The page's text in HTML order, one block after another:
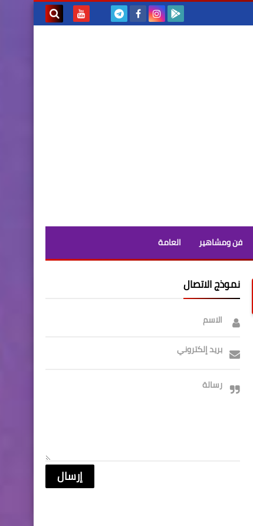
فن ومشاهير العامة
نموذج الاتصال
الاسم
بريد إلكتروني
رسالة